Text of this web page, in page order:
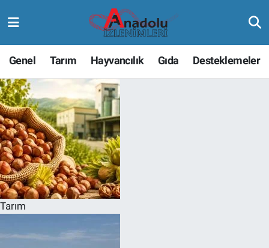
Genel Tarım Hayvancılık Gıda Desteklemeler
Tarım